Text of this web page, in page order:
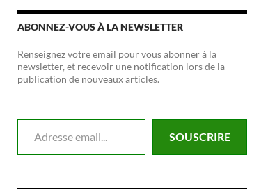
ABONNEZ-VOUS À LA NEWSLETTER
Renseignez votre email pour vous abonner à la
newsletter, et recevoir une notification lors de la
publication de nouveaux articles.
Adresse email...
SOUSCRIRE